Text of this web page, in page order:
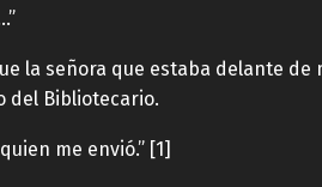
la señora que estaba delante
del Bibliotecario.
me envió.” [1]